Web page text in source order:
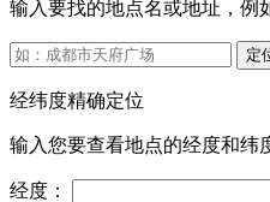
输入要找的地点名或地址，例
定
经纬度精确定位
输入您要查看地点的经度和纬
经度：